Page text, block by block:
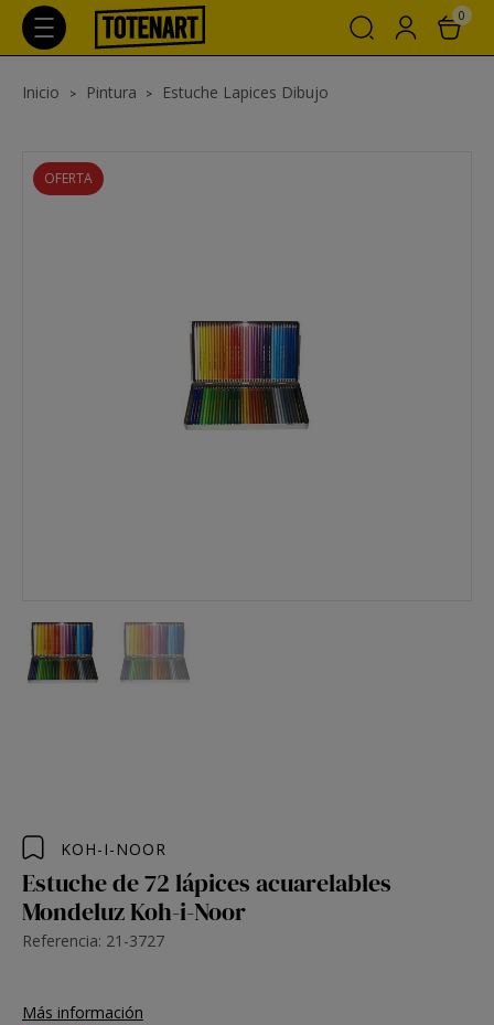
0
Inicio Pintura Estuche Lapices Dibujo
OFERTA
KOH-I-NOOR
Estuche de 72 lápices acuarelables
Mondeluz Koh-i-Noor
Referencia: 21-3727
Más información